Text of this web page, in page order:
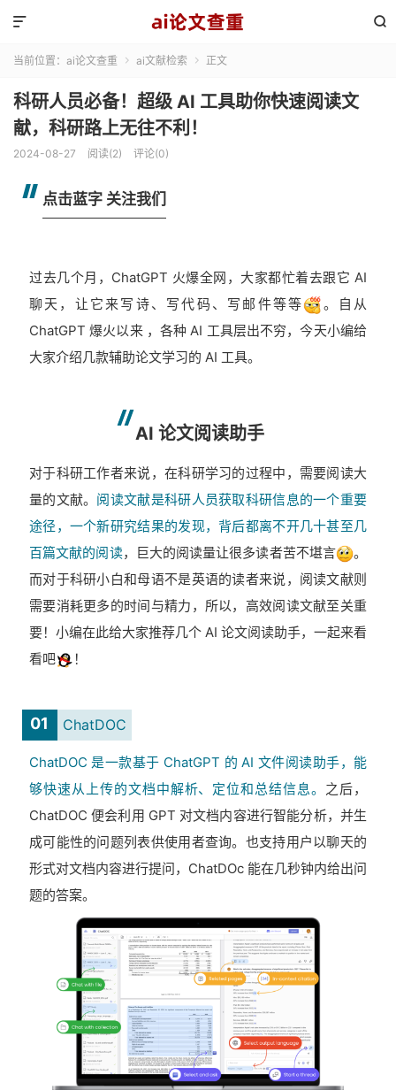


当前位置： ai论文查重  ai文献检索  正文
科研人员必备！超级 AI 工具助你快速阅读文
献，科研路上无往不利！
2024-08-27 阅读(2) 评论(0)
点击蓝字 关注我们
过去几个月，ChatGPT 火爆全网，大家都忙着去跟它 AI
聊天，让它来写诗、写代码、写邮件等等
。自从
ChatGPT 爆火以来 ，各种 AI 工具层出不穷，今天小编给
大家介绍几款辅助论文学习的 AI 工具。
AI 论文阅读助手
对于科研工作者来说，在科研学习的过程中，需要阅读大
量的文献。 阅读文献是科研人员获取科研信息的一个重要
途径，一个新研究结果的发现，背后都离不开几十甚至几
百篇文献的阅读，巨大的阅读量让很多读者苦不堪言
。
而对于科研小白和母语不是英语的读者来说，阅读文献则
需要消耗更多的时间与精力，所以，高效阅读文献至关重
要！小编在此给大家推荐几个 AI 论文阅读助手，一起来看
看吧
！
01 ChatDOC
ChatDOC 是一款基于 ChatGPT 的 AI 文件阅读助手，能
够快速从上传的文档中解析、定位和总结信息。 之后，
ChatDOC 便会利用 GPT 对文档内容进行智能分析，并生
成可能性的问题列表供使用者查询。也支持用户以聊天的
形式对文档内容进行提问，ChatDOc 能在几秒钟内给出问
题的答案。